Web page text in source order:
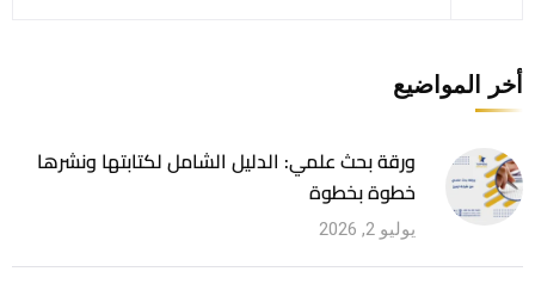
أخر المواضيع
ورقة بحث علمي: الدليل الشامل لكتابتها ونشرها
خطوة بخطوة
يوليو 2, 2026